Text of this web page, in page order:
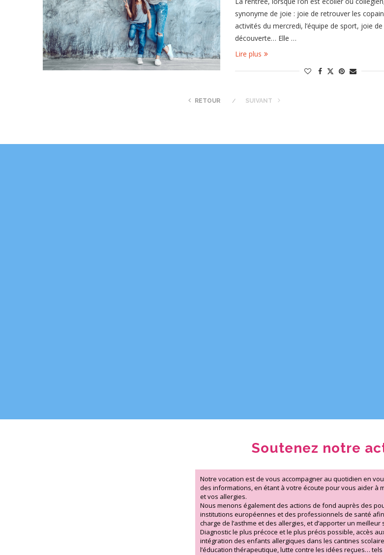
synonyme de joie : joie de retrouver les
activités du mercredi, l’équipe de sport, joie de
découverte… Elle …
Lire plus
RETOUR SUIVANT
Soutenez notre
Notre vocation est de vous accompagner au quotidien en
des informations, en étant à votre écoute pour vous aider à
et vos allergies.
Nous menons également des actions de fond auprès des
institutions européennes et des professionnels de santé
charge de l’asthme et des allergies, et d’apporter un
Diagnostic le plus précoce et le plus précis possible, accès
intégration des enfants allergiques dans les cantines
l’éducation thérapeutique, lutte contre les idées reçues…